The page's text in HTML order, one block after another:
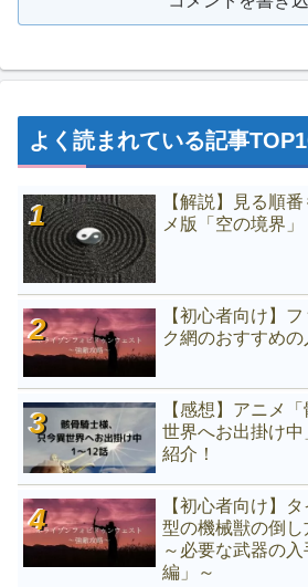
よく読まれている記事
【解説】見る順
メ版「空の境界」
【初心者向け】
ク網のおすすめ
【感想】アニメ
世界へお出掛け
紹介！
【初心者向け】
型の機械獣の倒し
～必要な武器の
編」～